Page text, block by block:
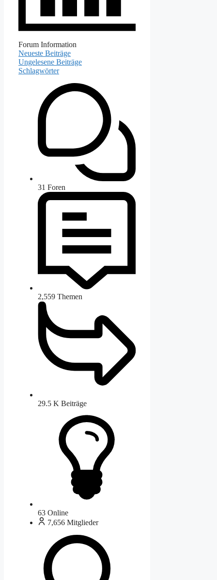
Forum Information
Neueste Beiträge
Ungelesene Beiträge
Schlagwörter
31 Foren
2,559 Themen
29.5 K Beiträge
63 Online
7,656 Mitglieder